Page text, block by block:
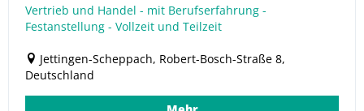
Vertrieb und Handel - mit Berufserfahrung -
Festanstellung - Vollzeit und Teilzeit
Jettingen-Scheppach, Robert-Bosch-Straße 8,
Deutschland